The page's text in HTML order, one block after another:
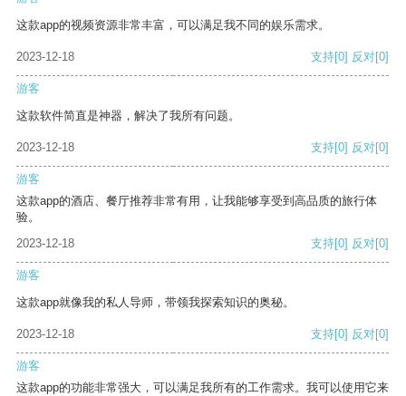
这款app的视频资源非常丰富，可以满足我不同的娱乐需求。
2023-12-18 支持[0] 反对[0]
游客
这款软件简直是神器，解决了我所有问题。
2023-12-18 支持[0] 反对[0]
游客
这款app的酒店、餐厅推荐非常有用，让我能够享受到高品质的旅行体
验。
2023-12-18
支持[0] 反对[0]
游客
这款app就像我的私人导师，带领我探索知识的奥秘。
2023-12-18 支持[0] 反对[0]
游客
这款app的功能非常强大，可以满足我所有的工作需求。我可以使用它来